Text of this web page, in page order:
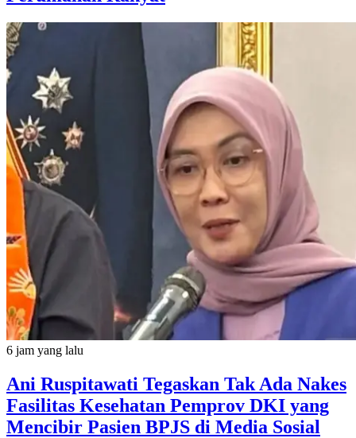
6 jam yang lalu
Ani Ruspitawati Tegaskan Tak Ada Nakes
Fasilitas Kesehatan Pemprov DKI yang
Mencibir Pasien BPJS di Media Sosial